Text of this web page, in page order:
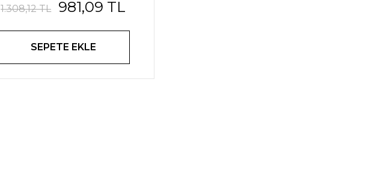
1.308,12 TL 981,09 TL
SEPETE EKLE